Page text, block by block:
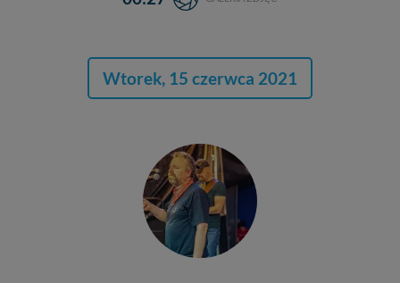
Wtorek, 15 czerwca 2021